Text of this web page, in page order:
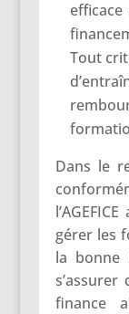
Tout
Dans le
gérer les
la bonne
finance